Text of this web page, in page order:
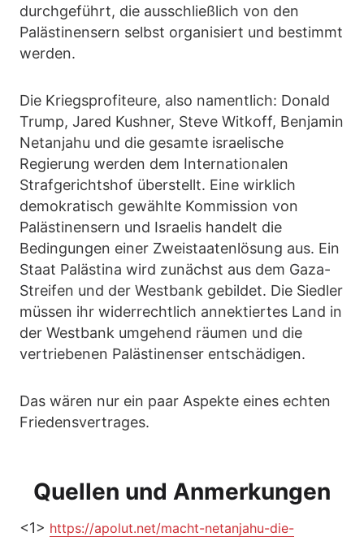
durchgeführt, die ausschließlich von den
Palästinensern selbst organisiert und bestimmt
werden.
Die Kriegsprofiteure, also namentlich: Donald
Trump, Jared Kushner, Steve Witkoff, Benjamin
Netanjahu und die gesamte israelische
Regierung werden dem Internationalen
Strafgerichtshof überstellt. Eine wirklich
demokratisch gewählte Kommission von
Palästinensern und Israelis handelt die
Bedingungen einer Zweistaatenlösung aus. Ein
Staat Palästina wird zunächst aus dem Gaza-
Streifen und der Westbank gebildet. Die Siedler
müssen ihr widerrechtlich annektiertes Land in
der Westbank umgehend räumen und die
vertriebenen Palästinenser entschädigen.
Das wären nur ein paar Aspekte eines echten
Friedensvertrages.
Quellen und Anmerkungen
<1> https://apolut.net/macht-netanjahu-die-